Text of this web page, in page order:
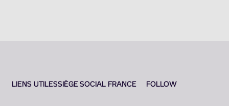
LIENS UTILESSIÈGE SOCIAL FRANCE FOLLOW